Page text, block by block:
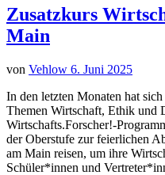
Zusatzkurs
Main
von Vehlow 6. Juni 2025
In den letzten Monaten hat
Themen Wirtschaft, Ethik und
Wirtschafts.Forscher!-
der Oberstufe zur feierlichen
am Main reisen, um ihre
Schüler*innen und